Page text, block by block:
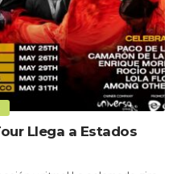
Llega a Estados